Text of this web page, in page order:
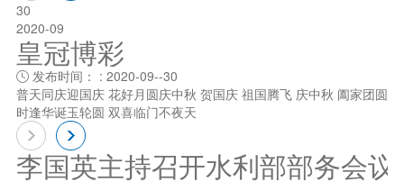
30
2020-09
皇冠博彩
发布时间： : 2020-09--30
普天同庆迎国庆 花好月圆庆中秋 贺国庆 祖国腾飞 庆中秋 阖家团圆
时逢华诞玉轮圆 双喜临门不夜天
李国英主持召开水利部部务会议